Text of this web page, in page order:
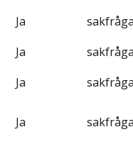
Ja
Ja
Ja
Ja